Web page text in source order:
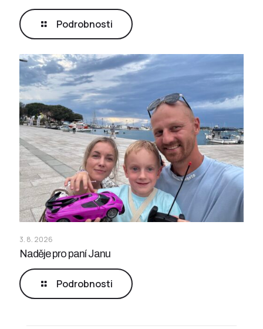
Podrobnosti
3. 8. 2026
Naděje pro paní Janu
Podrobnosti